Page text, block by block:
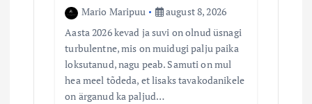
Mario Maripuu
august 8, 2026
Aasta 2026 kevad ja suvi on olnud üsnagi
turbulentne, mis on muidugi palju paika
loksutanud, nagu peab. Samuti on mul
hea meel tõdeda, et lisaks tavakodanikele
on ärganud ka paljud…